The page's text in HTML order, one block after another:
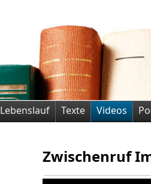
Lebenslauf Texte Videos
Zwischenruf